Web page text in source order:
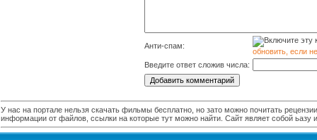
Анти-спам:
обновить, если
Введите ответ сложив числа:
У нас на портале нельзя скачать фильмы бесплатно, но зато можно почитать
информации от файлов, ссылки на которые тут можно найти. Сайт являет собой